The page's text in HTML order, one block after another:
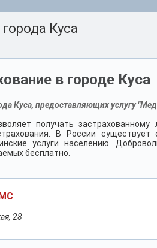
Куса
в городе Куса
Куса, предоставляющих услугу
получать
В России существует
услуги населению.
бесплатно.
28